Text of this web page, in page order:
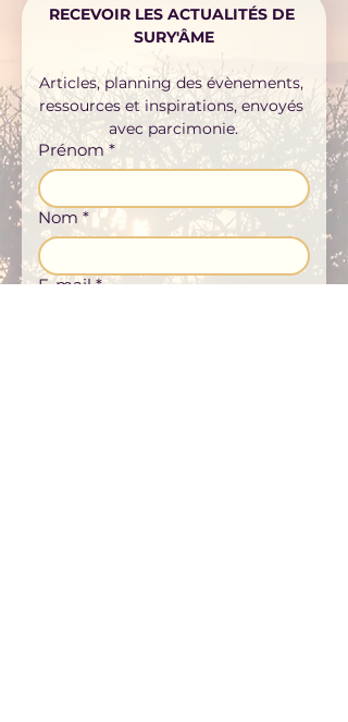
RECEVOIR LES ACTUALITÉS DE
SURY'ÂME
Articles, planning des évènements,
ressources et inspirations, envoyés
avec parcimonie.
Prénom *
Nom *
E-mail *